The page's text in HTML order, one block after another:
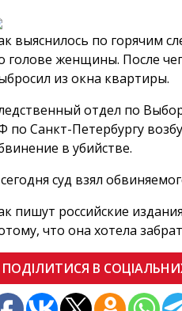
выяснилось по горячим
голове женщины. После
из окна квартиры.
отдел по
по Санкт-Петербургу
в убийстве.
суд взял
пишут российские
что она хотела
ПОДІЛИТИСЯ В